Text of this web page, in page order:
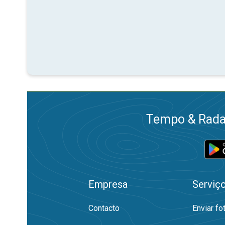
Tempo &
Empresa
Contacto Enviar